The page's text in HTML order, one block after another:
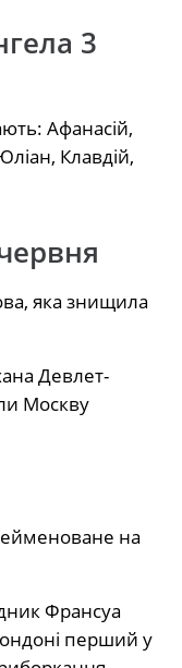
3
Афанасій,
Клавдій,
яка знищила
Девлет-
Москву
на
Франсуа
перший у